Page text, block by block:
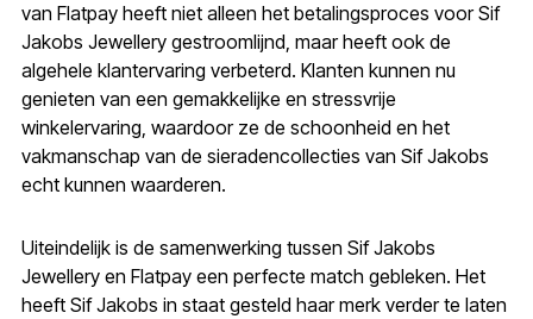
van Flatpay heeft niet alleen het betalingsproces voor Sif
Jakobs Jewellery gestroomlijnd, maar heeft ook de
algehele klantervaring verbeterd. Klanten kunnen nu
genieten van een gemakkelijke en stressvrije
winkelervaring, waardoor ze de schoonheid en het
vakmanschap van de sieradencollecties van Sif Jakobs
echt kunnen waarderen.
Uiteindelijk is de samenwerking tussen Sif Jakobs
Jewellery en Flatpay een perfecte match gebleken. Het
heeft Sif Jakobs in staat gesteld haar merk verder te laten